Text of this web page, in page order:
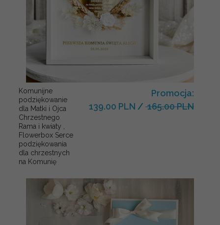
Komunijne
podziękowanie
dla Matki i Ojca
Chrzestnego
Rama i kwiaty ,
Flowerbox Serce
podziękowania
dla chrzestnych
na Komunię
Promocja:
139.00 PLN / 165.00 PLN